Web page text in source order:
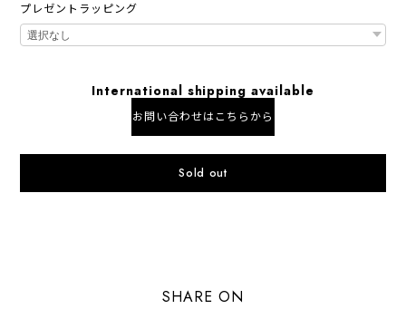
プレゼントラッピング
International shipping available
お問い合わせはこちらから
Sold out
SHARE ON